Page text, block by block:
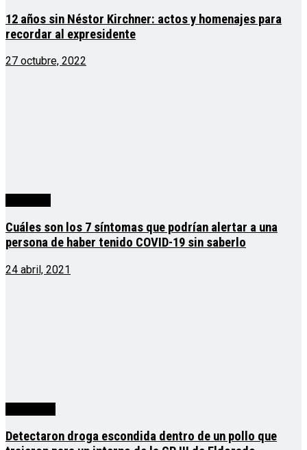
12 años sin Néstor Kirchner: actos y homenajes para
recordar al expresidente
27 octubre, 2022
Cuáles son los 7 síntomas que podrían alertar a una
persona de haber tenido COVID-19 sin saberlo
24 abril, 2021
Detectaron droga escondida dentro de un pollo que